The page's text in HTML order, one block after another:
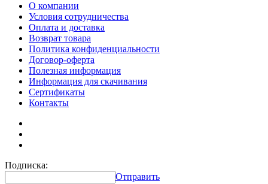
О компании
Условия сотрудничества
Оплата и доставка
Возврат товара
Политика конфиденциальности
Договор-оферта
Полезная информация
Информация для скачивания
Сертификаты
Контакты
Подписка:
Отправить